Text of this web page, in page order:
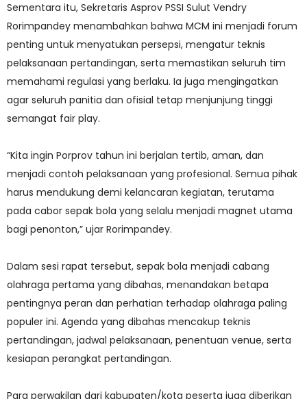
Sementara itu, Sekretaris Asprov PSSI Sulut Vendry
Rorimpandey menambahkan bahwa MCM ini menjadi forum
penting untuk menyatukan persepsi, mengatur teknis
pelaksanaan pertandingan, serta memastikan seluruh tim
memahami regulasi yang berlaku. Ia juga mengingatkan
agar seluruh panitia dan ofisial tetap menjunjung tinggi
semangat fair play.
“Kita ingin Porprov tahun ini berjalan tertib, aman, dan
menjadi contoh pelaksanaan yang profesional. Semua pihak
harus mendukung demi kelancaran kegiatan, terutama
pada cabor sepak bola yang selalu menjadi magnet utama
bagi penonton,” ujar Rorimpandey.
Dalam sesi rapat tersebut, sepak bola menjadi cabang
olahraga pertama yang dibahas, menandakan betapa
pentingnya peran dan perhatian terhadap olahraga paling
populer ini. Agenda yang dibahas mencakup teknis
pertandingan, jadwal pelaksanaan, penentuan venue, serta
kesiapan perangkat pertandingan.
Para perwakilan dari kabupaten/kota peserta juga diberikan